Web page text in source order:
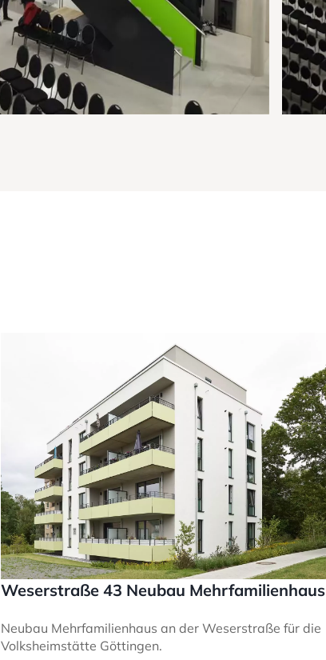
Weserstraße 43 Neubau Mehrfamilienhaus
Neubau Mehrfamilienhaus an der Weserstraße für die
Volksheimstätte Göttingen.